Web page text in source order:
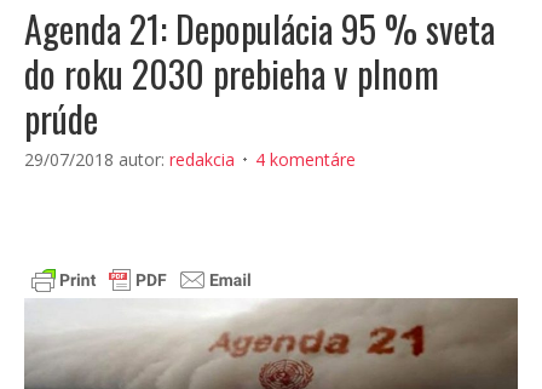
Agenda 21: Depopulácia 95 % sveta
do roku 2030 prebieha v plnom
prúde
29/07/2018 autor: redakcia 4 komentáre